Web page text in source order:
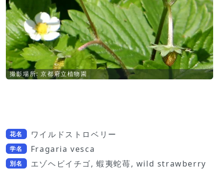
撮影場所: 京都府立植物園
花名 ワイルドストロベリー
学名 Fragaria vesca
別名 エゾヘビイチゴ, 蝦夷蛇苺, wild strawberry